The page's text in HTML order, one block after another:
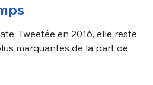
Tweetée en 2016, elle reste
marquantes de la part de